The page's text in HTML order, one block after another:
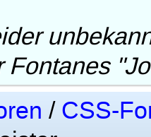
Fontanes
/ CSS-